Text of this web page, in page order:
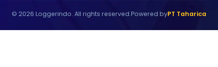
© 2026 Loggerindo. All rights reserved.Powered byPT Taharica